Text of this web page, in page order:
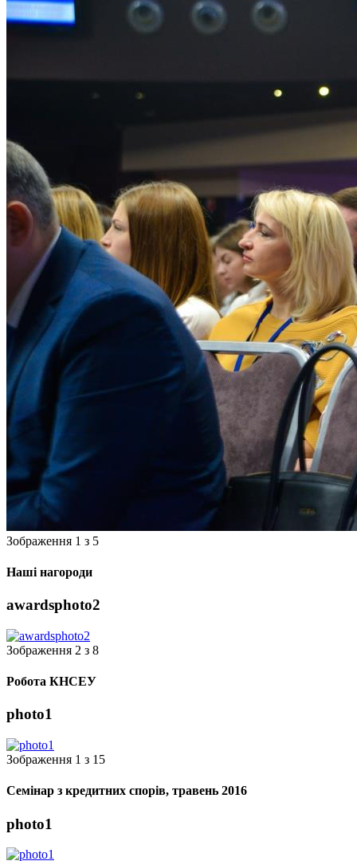
Зображення 1 з 5
Наші нагороди
awardsphoto2
Зображення 2 з 8
Робота КНСЕУ
photo1
Зображення 1 з 15
Семінар з кредитних спорів, травень 2016
photo1